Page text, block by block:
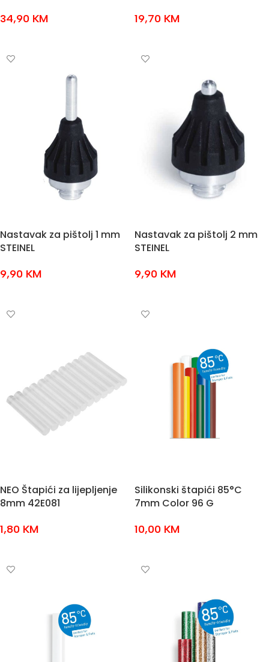
34,90 KM 19,70 KM
Nastavak za pištolj 1 mm
STEINEL
9,90 KM
Nastavak za pištolj 2 mm
STEINEL
9,90 KM
NEO Štapići za lijepljenje
8mm 42E081
1,80 KM
Silikonski štapići 85°C
7mm Color 96 G
10,00 KM